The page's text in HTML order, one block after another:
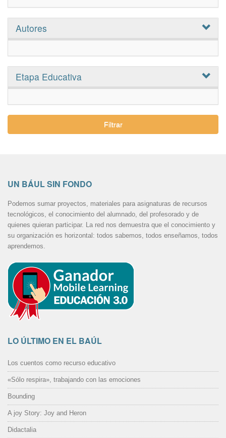
Autores
Etapa Educativa
Filtrar
UN BÁUL SIN FONDO
Podemos sumar proyectos, materiales para asignaturas de recursos
tecnológicos, el conocimiento del alumnado, del profesorado y de
quienes quieran participar. La red nos demuestra que el conocimiento y
su organización es horizontal: todos sabemos, todos enseñamos, todos
aprendemos.
LO ÚLTIMO EN EL BAÚL
Los cuentos como recurso educativo
«Sólo respira», trabajando con las emociones
Bounding
A joy Story: Joy and Heron
Didactalia